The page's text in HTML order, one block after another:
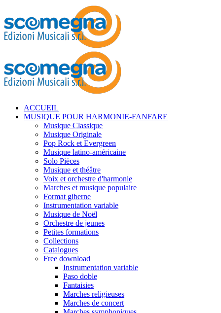
ACCUEIL
MUSIQUE POUR HARMONIE-FANFARE
Musique Classique
Musique Originale
Pop Rock et Evergreen
Musique latino-américaine
Solo Pièces
Musique et théâtre
Voix et orchestre d'harmonie
Marches et musique populaire
Format giberne
Instrumentation variable
Musique de Noël
Orchestre de jeunes
Petites formations
Collections
Catalogues
Free download
Instrumentation variable
Paso doble
Fantaisies
Marches religieuses
Marches de concert